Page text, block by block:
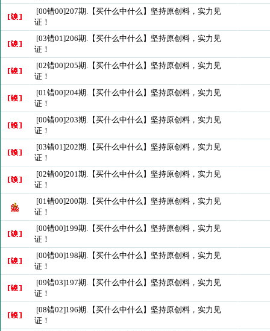
[00错00]207期.【买什么中什么】坚持原创料，实力见
证！
[03错01]206期.【买什么中什么】坚持原创料，实力见
证！
[02错00]205期.【买什么中什么】坚持原创料，实力见
证！
[01错00]204期.【买什么中什么】坚持原创料，实力见
证！
[00错00]203期.【买什么中什么】坚持原创料，实力见
证！
[03错01]202期.【买什么中什么】坚持原创料，实力见
证！
[02错00]201期.【买什么中什么】坚持原创料，实力见
证！
[01错00]200期.【买什么中什么】坚持原创料，实力见
证！
[00错00]199期.【买什么中什么】坚持原创料，实力见
证！
[00错00]198期.【买什么中什么】坚持原创料，实力见
证！
[09错03]197期.【买什么中什么】坚持原创料，实力见
证！
[08错02]196期.【买什么中什么】坚持原创料，实力见
证！